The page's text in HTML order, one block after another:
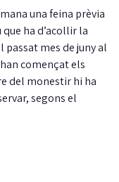
una feina prèvia
ha d’acollir la
passat mes de juny al
començat els
del monestir hi ha
segons el